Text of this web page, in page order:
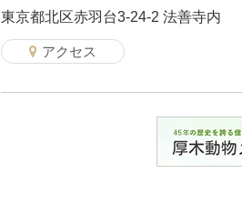
東京都北区赤羽台3-24-2 法善寺内
アクセス